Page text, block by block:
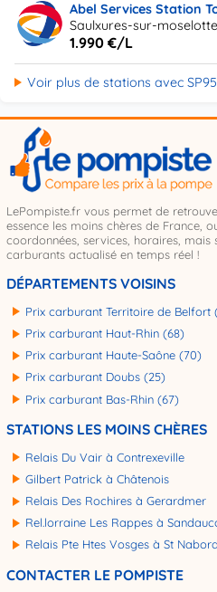
Abel Services Station
Saulxures-sur-moselotte
1.990 €/L
Voir plus de stations avec
LePompiste.fr vous permet de
essence les moins chères de France,
coordonnées, services, horaires, mais
carburants actualisé en temps réel !
DÉPARTEMENTS VOISINS
Prix carburant Territoire de Belfort
Prix carburant Haut-Rhin (68)
Prix carburant Haute-Saône (70)
Prix carburant Doubs (25)
Prix carburant Bas-Rhin (67)
STATIONS LES MOINS CHÈRES
Relais Du Vair à Contrexeville
Gilbert Patrick à Châtenois
Relais Des Rochires à Gerardmer
Rel.lorraine Les Rappes à
Relais Pte Htes Vosges à St Nabord
CONTACTER LE POMPISTE